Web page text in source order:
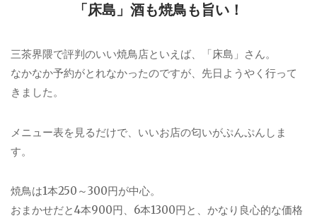
「床島」酒も焼鳥も旨い！
三茶界隈で評判のいい焼鳥店といえば、「床島」さん。
なかなか予約がとれなかったのですが、先日ようやく行って
きました。
メニュー表を見るだけで、いいお店の匂いがぷんぷんしま
す。
焼鳥は1本250～300円が中心。
おまかせだと4本900円、6本1300円と、かなり良心的な価格